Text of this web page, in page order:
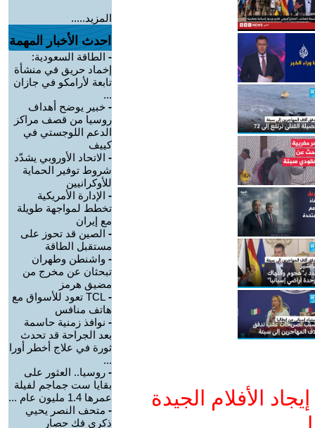
الأفلام الجيدة
المزيد.....
احدث الأخبار المهمة
- الطاقة السعودية:
إخماد حريق في منشأة
تابعة لأرامكو في جازان
...
- خبير يوضح أهداف
روسيا من قصف مراكز
الدعم اللوجستي في
كييف
- الاتحاد الأوروبي يشدّد
شروط توفير الحماية
للأوكرانيين
- الإدارة الأمريكية
تخطط لمواجهة طويلة
مع إيران
- الصين قد تحوز على
مستقبل الطاقة
- واشنطن وطهران
تبحثان عن مخرج من
مضيق هرمز
-
TCL تعود للأسواق مع
هاتف منافس
- نوافذ زمنية حاسمة
بعد الجراحة قد تحدث
ثورة في علاج أخطر أورا
...
- روسيا.. العثور على
بقايا ست جماجم لفيلة
عمرها 1.4 مليون عام ...
- متحف النصر يحيي
ذكرى فك حصار